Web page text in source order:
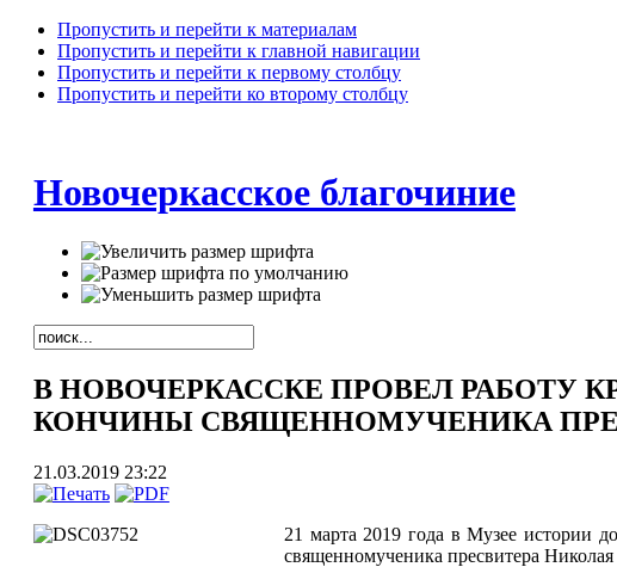
Пропустить и перейти к материалам
Пропустить и перейти к главной навигации
Пропустить и перейти к первому столбцу
Пропустить и перейти ко второму столбцу
Новочеркасское благочиние
В НОВОЧЕРКАССКЕ ПРОВЕЛ РАБОТУ
КОНЧИНЫ СВЯЩЕННОМУЧЕНИКА
21.03.2019 23:22
21 марта 2019 года в Музее истории
священномученика пресвитера